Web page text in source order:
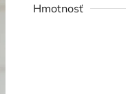
Hmotnosť